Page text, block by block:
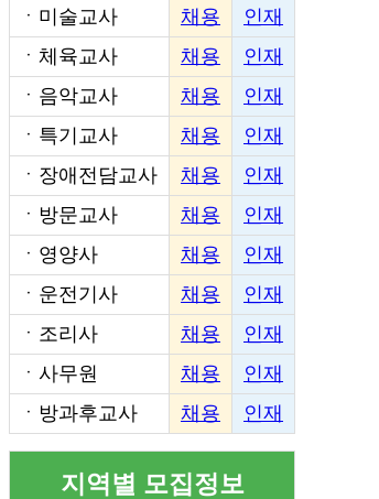
ㆍ 미술교사 채용
인재
ㆍ 체육교사 채용
인재
ㆍ 음악교사 채용
인재
ㆍ 특기교사 채용
인재
ㆍ 장애전담교사 채용
인재
ㆍ 방문교사 채용
인재
ㆍ 영양사 채용
인재
ㆍ 운전기사 채용
인재
ㆍ 조리사 채용
인재
ㆍ 사무원 채용
인재
ㆍ 방과후교사 채용 인재
지역별 모집정보